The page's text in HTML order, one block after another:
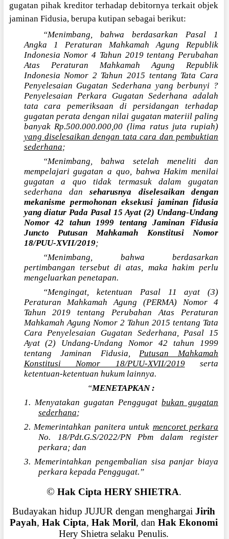
gugatan pihak kreditor terhadap debitornya terkait objek
jaminan Fidusia, berupa kutipan sebagai berikut:
“Menimbang, bahwa berdasarkan Pasal 1
Angka 1 Peraturan Mahkamah Agung Republik
Indonesia Nomor 4 Tahun 2019 tentang Perubahan
Atas Peraturan Mahkamah Agung Republik
Indonesia Nomor 2 Tahun 2015 tentang Tata Cara
Penyelesaian Gugatan Sederhana yang berbunyi ?
Penyelesaian Perkara Gugatan Sederhana adalah
tata cara pemeriksaan di persidangan terhadap
gugatan perata dengan nilai gugatan materiil paling
banyak Rp.500.000.000,00 (lima ratus juta rupiah)
yang diselesaikan dengan tata cara dan pembuktian
sederhana;
“Menimbang, bahwa setelah meneliti dan
mempelajari gugatan a quo, bahwa Hakim menilai
gugatan a quo tidak termasuk dalam gugatan
sederhana danseharusnya diselesaikan dengan
mekanisme permohonan eksekusi jaminan fidusia
yang diatur Pada Pasal 15 Ayat (2) Undang-Undang
Nomor 42 tahun 1999 tentang Jaminan Fidusia
Juncto Putusan Mahkamah Konstitusi Nomor
18/PUU-XVII/2019;
“Menimbang, bahwa berdasarkan
pertimbangan tersebut di atas, maka hakim perlu
mengeluarkan penetapan.
“Mengingat, ketentuan Pasal 11 ayat (3)
Peraturan Mahkamah Agung (PERMA) Nomor 4
Tahun 2019 tentang Perubahan Atas Peraturan
Mahkamah Agung Nomor 2 Tahun 2015 tentang Tata
Cara Penyelesaian Gugatan Sederhana, Pasal 15
Ayat (2) Undang-Undang Nomor 42 tahun 1999
tentang Jaminan Fidusia,Putusan Mahkamah
Konstitusi Nomor 18/PUU-XVII/2019serta
ketentuan-ketentuan hukum lainnya.
“MENETAPKAN :
1. Menyatakan gugatan Penggugat bukan gugatan
sederhana;
2. Memerintahkan panitera untuk mencoret perkara
No. 18/Pdt.G.S/2022/PN Pbm dalam register
perkara; dan
3. Memerintahkan pengembalian sisa panjar biaya
perkara kepada Penggugat.”
© Hak Cipta HERY SHIETRA.
Budayakan hidup JUJUR dengan menghargaiJirih
Payah,Hak Cipta,Hak Moril, danHak Ekonomi
Hery Shietra selaku Penulis.